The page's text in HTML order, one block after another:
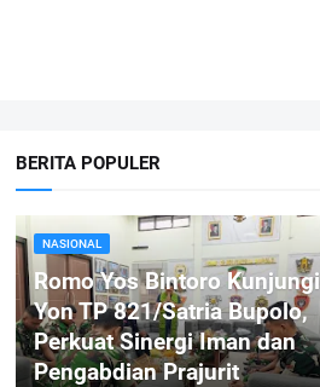
BERITA POPULER
NASIONAL
Romo Yos Bintoro Kunjungi
Yon TP 821/Satria Bupolo,
Perkuat Sinergi Iman dan
Pengabdian Prajurit